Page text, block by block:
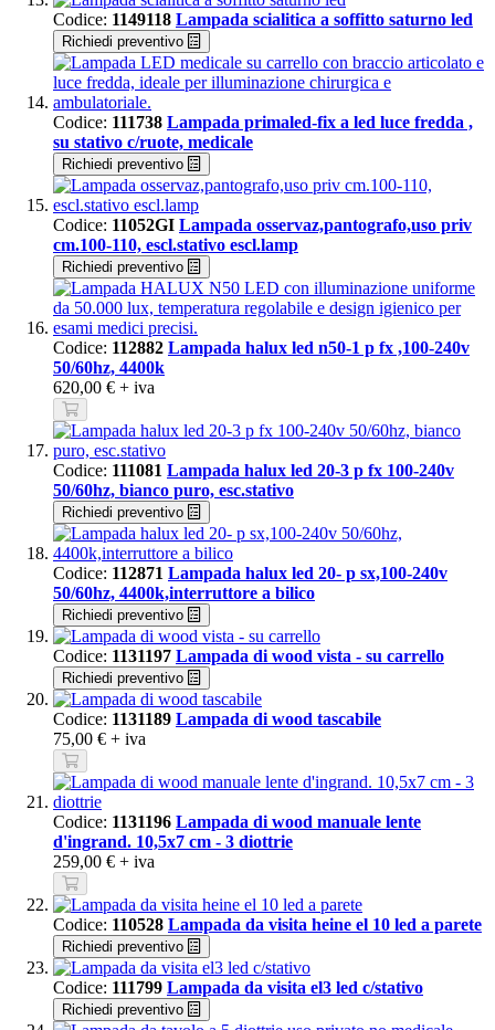
Codice: 1149118 Lampada scialitica a soffitto saturno led
Richiedi preventivo
Codice: 111738 Lampada primaled-fix a led luce fredda ,
su stativo c/ruote, medicale
Richiedi preventivo
Codice: 11052GI Lampada osservaz,pantografo,uso priv
cm.100-110, escl.stativo escl.lamp
Richiedi preventivo
Codice: 112882 Lampada halux led n50-1 p fx ,100-240v
50/60hz, 4400k
620,00 € + iva
Codice: 111081 Lampada halux led 20-3 p fx 100-240v
50/60hz, bianco puro, esc.stativo
Richiedi preventivo
Codice: 112871 Lampada halux led 20- p sx,100-240v
50/60hz, 4400k,interruttore a bilico
Richiedi preventivo
Codice: 1131197 Lampada di wood vista - su carrello
Richiedi preventivo
Codice: 1131189 Lampada di wood tascabile
75,00 € + iva
Codice: 1131196 Lampada di wood manuale lente
d'ingrand. 10,5x7 cm - 3 diottrie
259,00 € + iva
Codice: 110528 Lampada da visita heine el 10 led a parete
Richiedi preventivo
Codice: 111799 Lampada da visita el3 led c/stativo
Richiedi preventivo